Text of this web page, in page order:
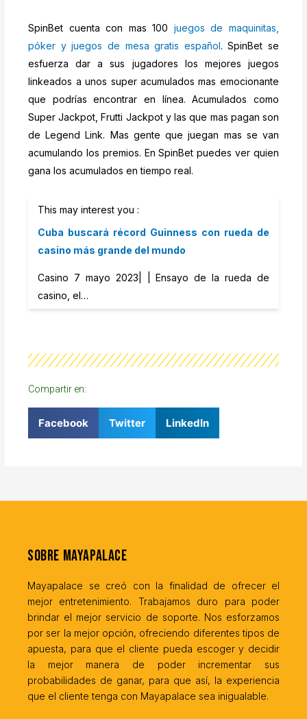
SpinBet cuenta con mas 100 juegos de maquinitas,
póker y juegos de mesa gratis español. SpinBet se
esfuerza dar a sus jugadores los mejores juegos
linkeados a unos super acumulados mas emocionante
que podrías encontrar en línea. Acumulados como
Super Jackpot, Frutti Jackpot y las que mas pagan son
de Legend Link. Mas gente que juegan mas se van
acumulando los premios. En SpinBet puedes ver quien
gana los acumulados en tiempo real.
This may interest you :
Cuba buscará récord Guinness con rueda de
casino más grande del mundo
Casino 7 mayo 2023| | Ensayo de la rueda de
casino, el…
Compartir en:
Facebook Twitter LinkedIn
Sobre MayaPalace
Mayapalace se creó con la finalidad de ofrecer el
mejor entretenimiento. Trabajamos duro para poder
brindar el mejor servicio de soporte. Nos esforzamos
por ser la mejor opción, ofreciendo diferentes tipos de
apuesta, para que el cliente pueda escoger y decidir
la mejor manera de poder incrementar sus
probabilidades de ganar, para que así, la experiencia
que el cliente tenga con Mayapalace sea inigualable.